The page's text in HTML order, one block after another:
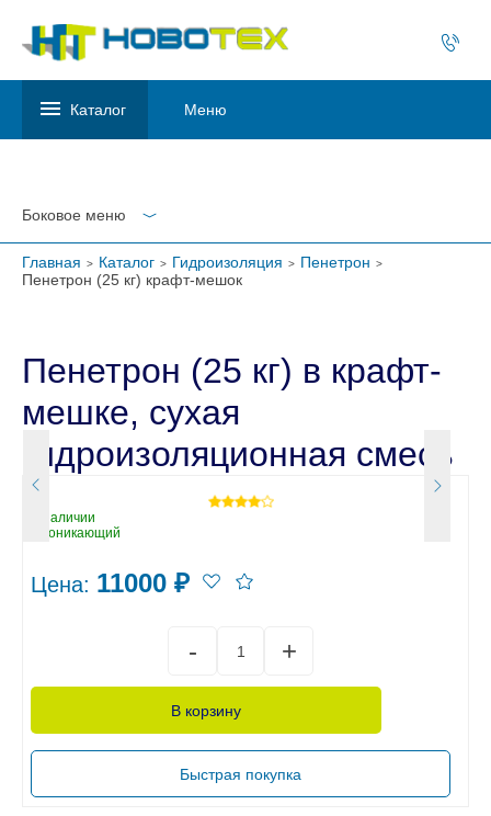
Каталог Меню
Боковое меню
Главная Каталог Гидроизоляция
Пенетрон
Пенетрон (25 кг) крафт-мешок
Пенетрон (25 кг) в крафт-
мешке, сухая
гидроизоляционная смесь
В наличии
Проникающий
Цена: 11000 ₽
В корзину
Быстрая покупка